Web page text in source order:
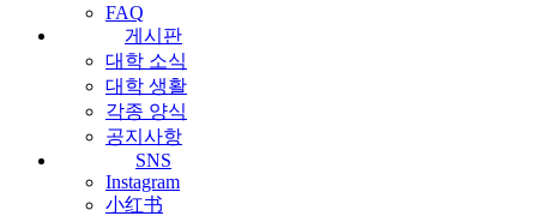
FAQ
게시판
대학 소식
대학 생활
각종 양식
공지사항
SNS
Instagram
小红书